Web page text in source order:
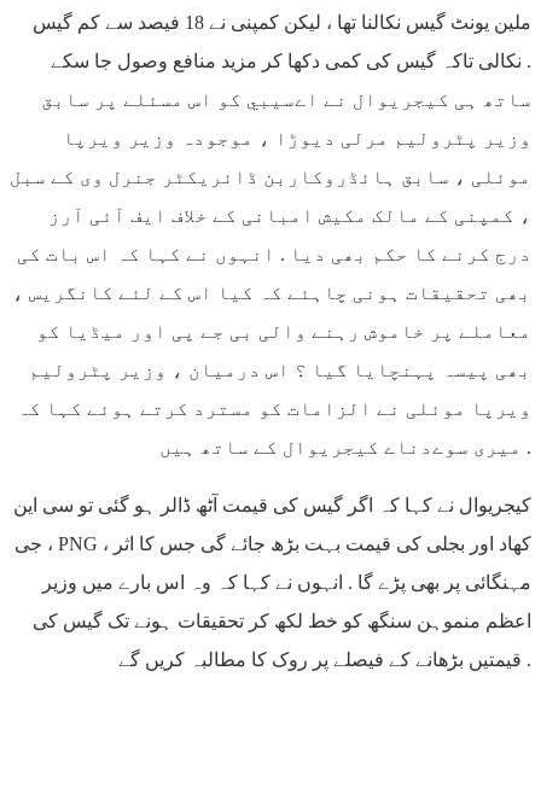
ملین یونٹ گیس نکالنا تھا ، لیکن کمپنی نے 18 فیصد سے کم گیس
نکالی تاکہ گیس کی کمی دکھا کر مزید منافع وصول جا سکے .
ساتھ ہی کیجریوال نے اےسيبي کو اس مسئلے پر سابق
وزیر پٹرولیم مرلی دیوڑا ، موجودہ وزیر ویرپا
موئلی ، سابق ہائڈروکاربن ڈائریکٹر جنرل وی کے سبل
، کمپنی کے مالک مکیش امبانی کے خلاف ایف آئی آرز
درج ​​کرنے کا حکم بھی دیا . انہوں نے کہا کہ اس بات کی
بھی تحقیقات ہونی چاہئے کہ کیا اس کے لئے کانگریس ،
معاملے پر خاموش رہنے والی بی جے پی اور میڈیا کو
بھی پیسہ پہنچایا گیا ؟ اس درمیان ، وزیر پٹرولیم
ویرپا موئلی نے الزامات کو مسترد کرتے ہوئے کہا کہ
میری سوےدناے کیجریوال کے ساتھ ہیں .
کیجریوال نے کہا کہ اگر گیس کی قیمت آٹھ ڈالر ہو گئی تو سی این
جی ، PNG ، کھاد اور بجلی کی قیمت بہت بڑھ جائے گی جس کا اثر
مہنگائی پر بھی پڑے گا . انہوں نے کہا کہ وہ اس بارے میں وزیر
اعظم منموہن سنگھ کو خط لکھ کر تحقیقات ہونے تک گیس کی
قیمتیں بڑھانے کے فیصلے پر روک کا مطالبہ کریں گے .